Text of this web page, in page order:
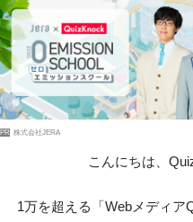
PR 株式会社JERA
こんにちは、
1万を超える「Webメディア